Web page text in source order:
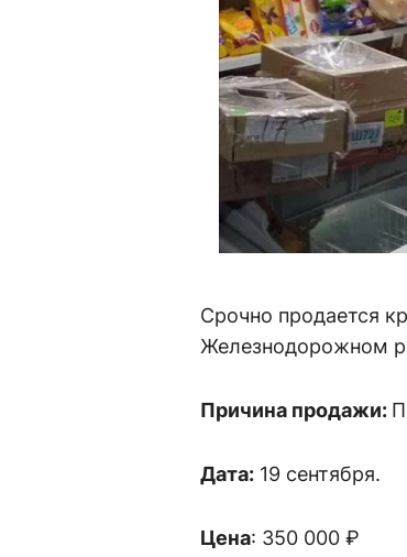
Срочно продается
Железнодорожном
Причина продажи:
Дата: 19 сентября.
Цена: 350 000 ₽